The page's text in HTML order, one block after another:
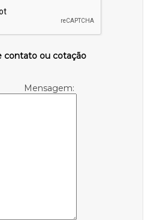
contato ou cotação
Mensagem: